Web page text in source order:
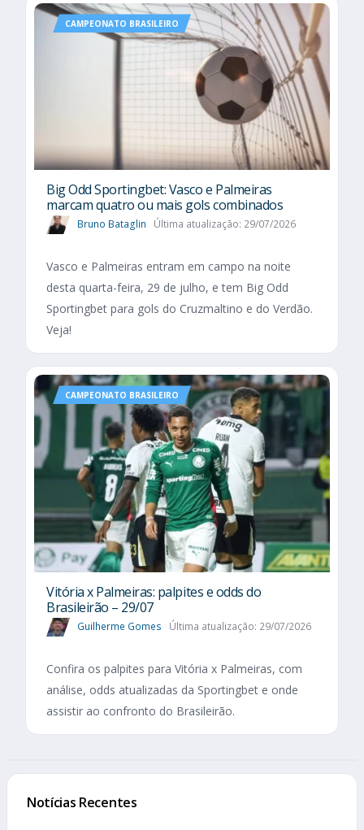
CAMPEONATO BRASILEIRO
Big Odd Sportingbet: Vasco e Palmeiras
marcam quatro ou mais gols combinados
Bruno Bataglin Última atualização: 29/07/2026
Vasco e Palmeiras entram em campo na noite
desta quarta-feira, 29 de julho, e tem Big Odd
Sportingbet para gols do Cruzmaltino e do Verdão.
Veja!
CAMPEONATO BRASILEIRO
Vitória x Palmeiras: palpites e odds do
Brasileirão – 29/07
Guilherme Gomes Última atualização: 29/07/2026
Confira os palpites para Vitória x Palmeiras, com
análise, odds atualizadas da Sportingbet e onde
assistir ao confronto do Brasileirão.
Notícias Recentes